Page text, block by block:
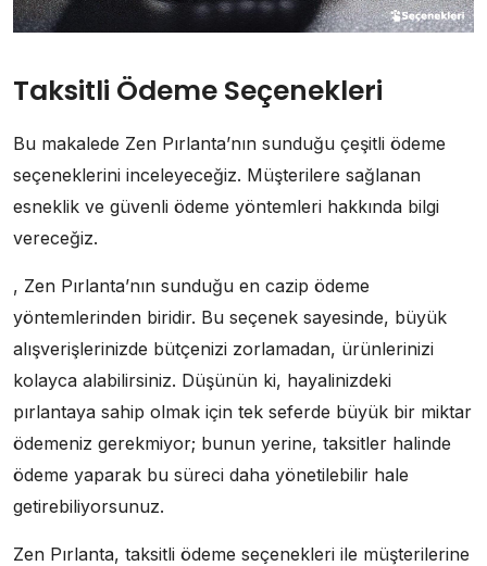
Taksitli Ödeme Seçenekleri
Bu makalede Zen Pırlanta’nın sunduğu çeşitli ödeme
seçeneklerini inceleyeceğiz. Müşterilere sağlanan
esneklik ve güvenli ödeme yöntemleri hakkında bilgi
vereceğiz.
, Zen Pırlanta’nın sunduğu en cazip ödeme
yöntemlerinden biridir. Bu seçenek sayesinde, büyük
alışverişlerinizde bütçenizi zorlamadan, ürünlerinizi
kolayca alabilirsiniz. Düşünün ki, hayalinizdeki
pırlantaya sahip olmak için tek seferde büyük bir miktar
ödemeniz gerekmiyor; bunun yerine, taksitler halinde
ödeme yaparak bu süreci daha yönetilebilir hale
getirebiliyorsunuz.
Zen Pırlanta, taksitli ödeme seçenekleri ile müşterilerine